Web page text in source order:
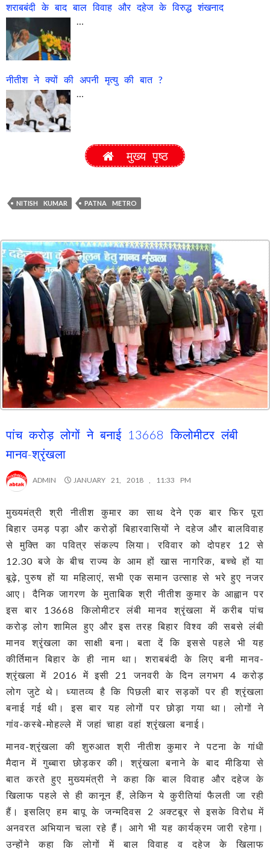
शराबबंदी के बाद बाल विवाह और दहेज के विरुद्ध शंखनाद
नीतीश ने क्यों की अपनी मृत्यु की बात ?
…
मुख्य पृष्ठ
NITISH KUMAR PATNA METRO
पांच करोड़ लोगों ने बनाई 13668 किलोमीटर लंबी
मानव-श्रृंखला
ADMIN JANUARY 21, 2018 , 11:33 PM
मुख्यमंत्री श्री नीतीश कुमार का साथ देने एक बार फिर पूरा
बिहार उमड़ पड़ा और करोड़ों बिहारवासियों ने दहेज और बालविवाह
से मुक्ति का पवित्र संकल्प लिया। रविवार को दोपहर 12 से
12.30 बजे के बीच राज्य के आम हों खास नागरिक, बच्चे हों या
बूढ़े, पुरुष हों या महिलाएं, सभी एक समान उत्साह से भरे हुए नजर
आए। दैनिक जागरण के मुताबिक श्री नीतीश कुमार के आह्वान पर
इस बार 13668 किलोमीटर लंबी मानव श्रृंखला में करीब पांच
करोड़ लोग शामिल हुए और इस तरह बिहार विश्व की सबसे लंबी
मानव श्रृंखला का साक्षी बना। बता दें कि इससे पहले भी यह
कीर्तिमान बिहार के ही नाम था। शराबबंदी के लिए बनी मानव-
श्रृंखला में 2016 में इसी 21 जनवरी के दिन लगभग 4 करोड़
लोग जुटे थे। ध्यातव्य है कि पिछली बार सड़कों पर ही श्रृंखला
बनाई गई थी। इस बार यह लोगों पर छोड़ा गया था। लोगों ने
गांव-कस्बे-मोहल्ले में जहां चाहा वहां श्रृंखला बनाई।
मानव-श्रृंखला की शुरुआत श्री नीतीश कुमार ने पटना के गांधी
मैदान में गुब्बारा छोड़कर की। श्रृंखला बनाने के बाद मीडिया से
बात करते हुए मुख्यमंत्री ने कहा कि बाल विवाह और दहेज के
खिलाफ पहले से ही कानून हैं, लेकिन ये कुरीतियां फैलती जा रही
हैं। इसलिए हम बापू के जन्मदिवस 2 अक्टबूर से इसके विरोध में
अनवरत अभियान चला रहे हैं। आगे भी यह कार्यक्रम जारी रहेगा।
उन्होंने कहा कि लोगों में बाल विवाह व दहेज के खिलाफ